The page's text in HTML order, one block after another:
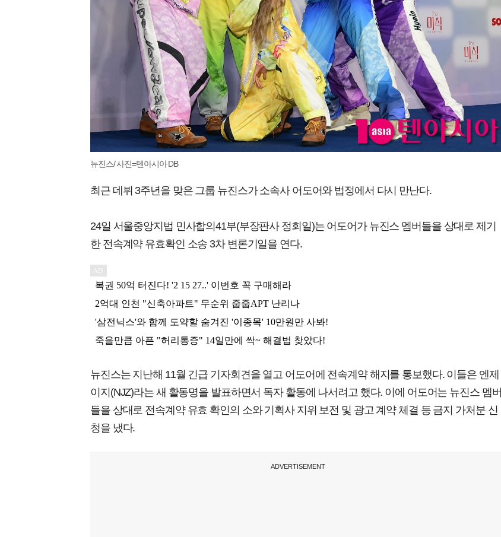
뉴진스/ 사진=텐아시아 DB
최근 데뷔 3주년을 맞은 그룹 뉴진스가 소속사 어도어와 법정에서 다시 만난다.
24일 서울중앙지법 민사합의41부(부장판사 정회일)는 어도어가 뉴진스 멤버들을 상대로 제기
한 전속계약 유효확인 소송 3차 변론기일을 연다.
뉴진스는 지난해 11월 긴급 기자회견을 열고 어도어에 전속계약 해지를 통보했다. 이들은 엔제
이지(NJZ)라는 새 활동명을 발표하면서 독자 활동에 나서려고 했다. 이에 어도어는 뉴진스 멤버
들을 상대로 전속계약 유효 확인의 소와 기획사 지위 보전 및 광고 계약 체결 등 금지 가처분 신
청을 냈다.
ADVERTISEMENT